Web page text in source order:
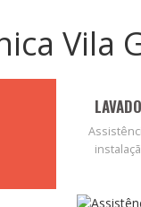
Vila